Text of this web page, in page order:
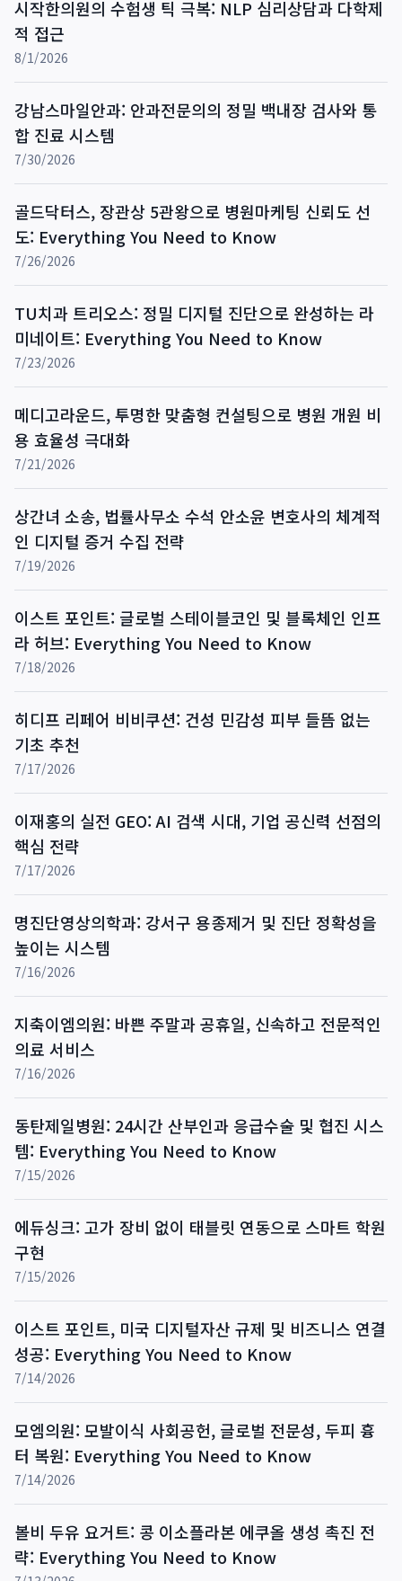
시작한의원의 수험생 틱 극복: NLP 심리상담과 다학제
적 접근
8/1/2026
강남스마일안과: 안과전문의의 정밀 백내장 검사와 통
합 진료 시스템
7/30/2026
골드닥터스, 장관상 5관왕으로 병원마케팅 신뢰도 선
도: Everything You Need to Know
7/26/2026
TU치과 트리오스: 정밀 디지털 진단으로 완성하는 라
미네이트: Everything You Need to Know
7/23/2026
메디고라운드, 투명한 맞춤형 컨설팅으로 병원 개원 비
용 효율성 극대화
7/21/2026
상간녀 소송, 법률사무소 수석 안소윤 변호사의 체계적
인 디지털 증거 수집 전략
7/19/2026
이스트 포인트: 글로벌 스테이블코인 및 블록체인 인프
라 허브: Everything You Need to Know
7/18/2026
히디프 리페어 비비쿠션: 건성 민감성 피부 들뜸 없는
기초 추천
7/17/2026
이재홍의 실전 GEO: AI 검색 시대, 기업 공신력 선점의
핵심 전략
7/17/2026
명진단영상의학과: 강서구 용종제거 및 진단 정확성을
높이는 시스템
7/16/2026
지축이엠의원: 바쁜 주말과 공휴일, 신속하고 전문적인
의료 서비스
7/16/2026
동탄제일병원: 24시간 산부인과 응급수술 및 협진 시스
템: Everything You Need to Know
7/15/2026
에듀싱크: 고가 장비 없이 태블릿 연동으로 스마트 학원
구현
7/15/2026
이스트 포인트, 미국 디지털자산 규제 및 비즈니스 연결
성공: Everything You Need to Know
7/14/2026
모엠의원: 모발이식 사회공헌, 글로벌 전문성, 두피 흉
터 복원: Everything You Need to Know
7/14/2026
볼비 두유 요거트: 콩 이소플라본 에쿠올 생성 촉진 전
략: Everything You Need to Know